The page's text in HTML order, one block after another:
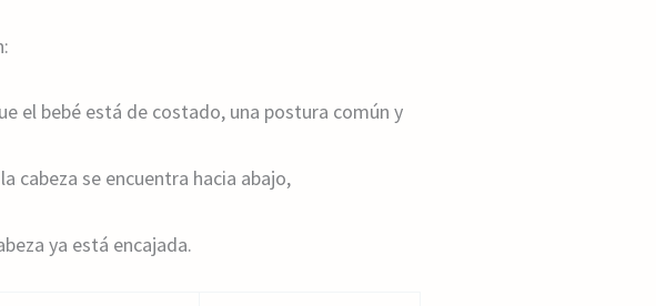
el bebé está de costado, una postura común y
cabeza se encuentra hacia abajo,
ya está encajada.